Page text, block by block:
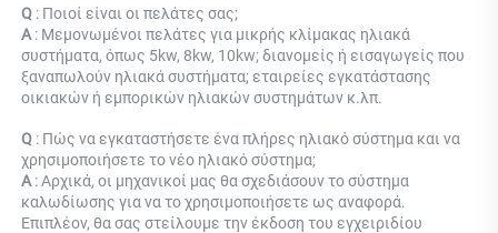
Q : Ποιοί είναι οι πελάτες σας;
Α : Μεμονωμένοι πελάτες για μικρής κλίμακας ηλιακά
συστήματα, όπως 5kw, 8kw, 10kw; διανομείς ή εισαγωγείς που
ξαναπωλούν ηλιακά συστήματα; εταιρείες εγκατάστασης
οικιακών ή εμπορικών ηλιακών συστημάτων κ.λπ.
Q : Πώς να εγκαταστήσετε ένα πλήρες ηλιακό σύστημα και να
χρησιμοποιήσετε το νέο ηλιακό σύστημα;
Α : Αρχικά, οι μηχανικοί μας θα σχεδιάσουν το σύστημα
καλωδίωσης για να το χρησιμοποιήσετε ως αναφορά.
Επιπλέον, θα σας στείλουμε την έκδοση του εγχειριδίου